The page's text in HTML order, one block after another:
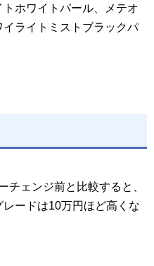
ホワイトパール、メテオ
ライトミストブラックパ
チェンジ前と比較すると、
ードは10万円ほど高くな